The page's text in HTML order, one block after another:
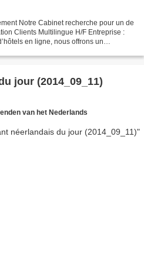
Notre Cabinet recherche pour un de
Clients Multilingue H/F Entreprise :
en ligne, nous offrons un
jour (2014_09_11)
van het Nederlands